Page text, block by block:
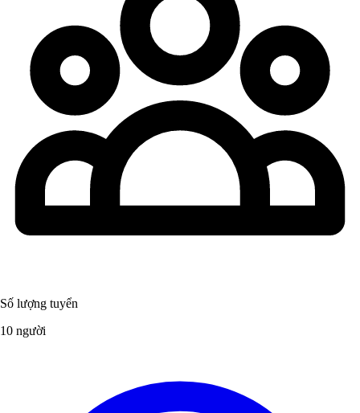
Số lượng tuyển
10 người